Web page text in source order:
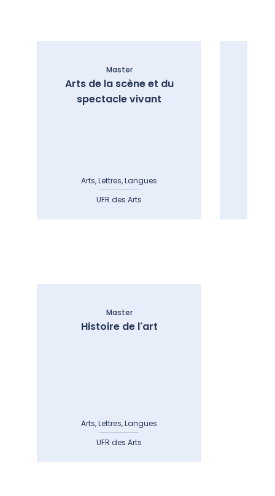
Master
Arts de la scène et du
spectacle vivant
Arts, Lettres, Langues
UFR des Arts
Master
Histoire de l'art
Arts, Lettres, Langues
UFR des Arts